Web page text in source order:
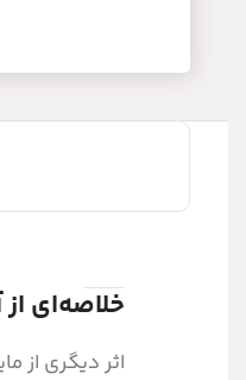
خلاصه‌ای
اثر دیگری از